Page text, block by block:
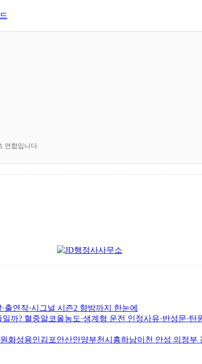
연합입니다.
연작·시그널 시즌2 향방까지 한눈에
? 혈중알코올농도·생계형 운전 인정사유·반성문·탄
화성용인김포안산안양부천시흥하남이천 안성 의정